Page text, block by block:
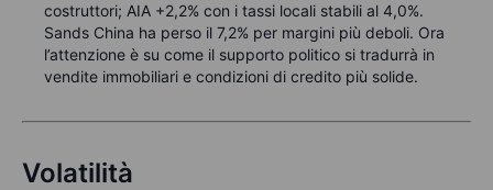
costruttori; AIA +2,2% con i tassi locali stabili al 4,0%.
Sands China ha perso il 7,2% per margini più deboli. Ora
l’attenzione è su come il supporto politico si tradurrà in
vendite immobiliari e condizioni di credito più solide.
Volatilità